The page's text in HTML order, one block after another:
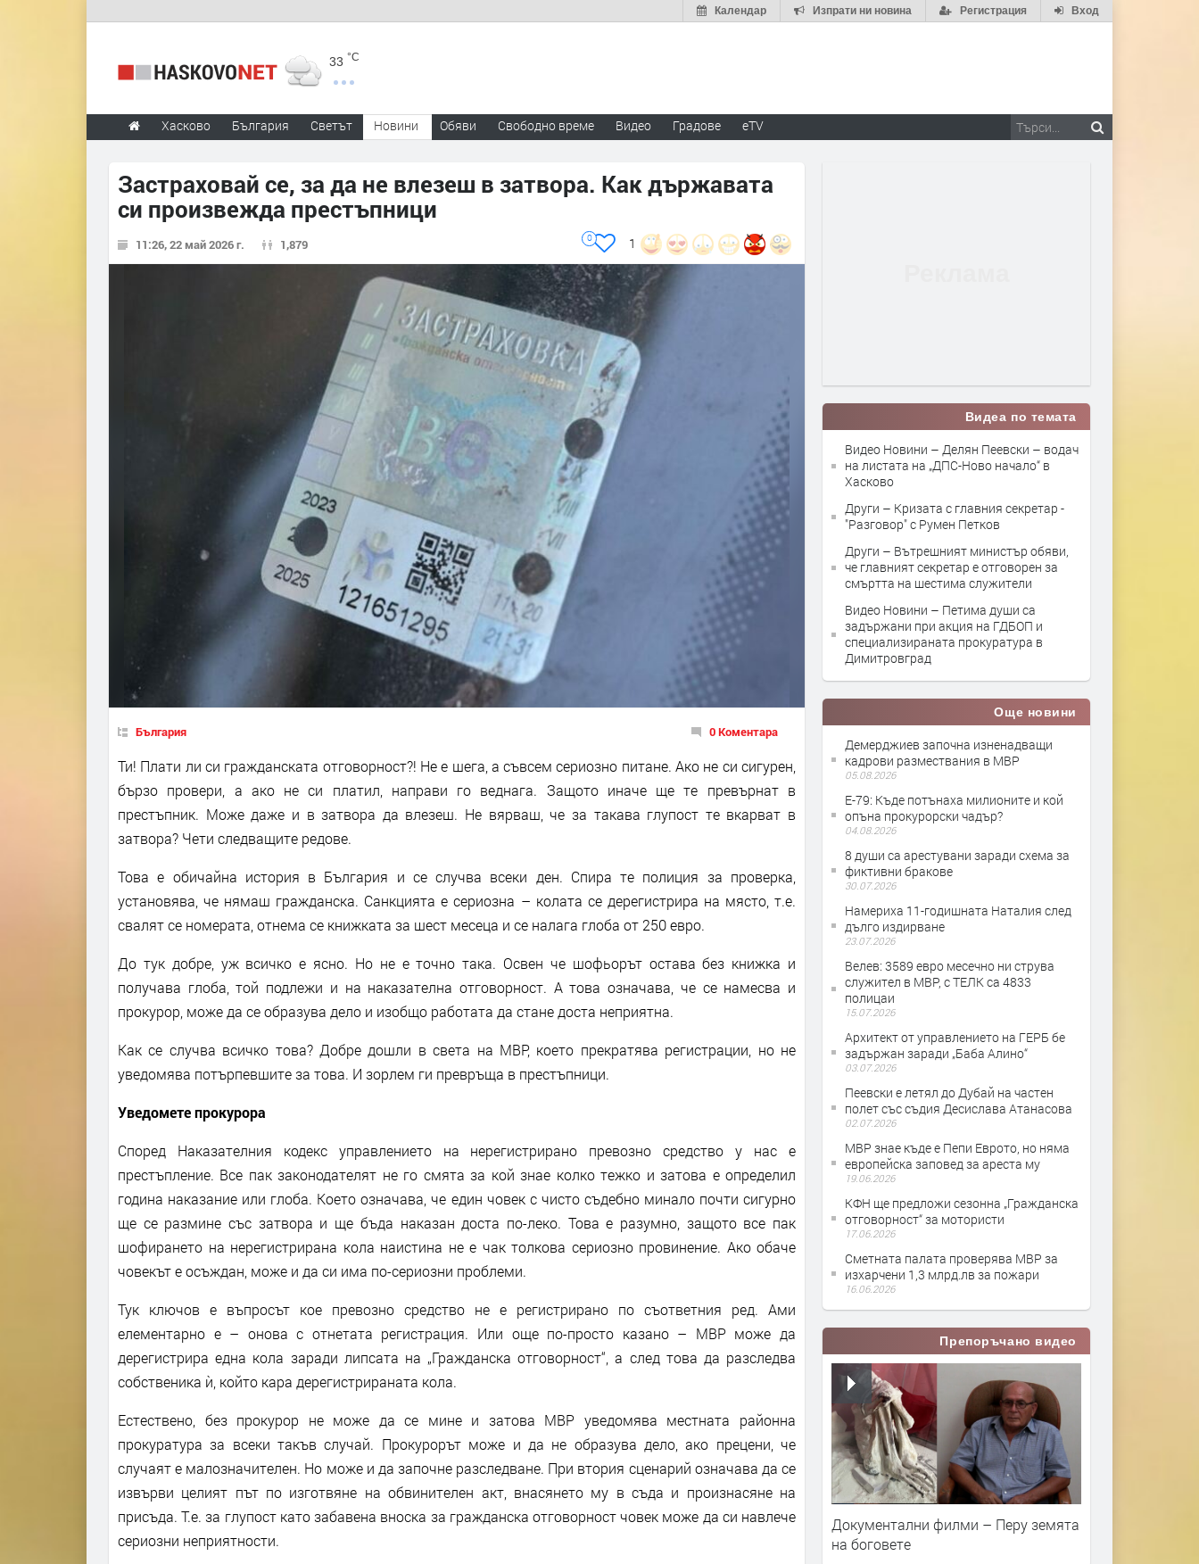
Вход
Регистрация
Изпрати ни новина
Календар
33 °C
Хасково България Светът Новини Обяви Свободно време Видео Градове eTV
Застраховай се, за да не влезеш в затвора. Как държавата
си произвежда престъпници
11:26, 22 май 2026 г. 1,879 1
0
България 0 Коментара
Ти! Плати ли си гражданската отговорност?! Не е шега, а съвсем сериозно питане. Ако не си сигурен,
бързо провери, а ако не си платил, направи го веднага. Защото иначе ще те превърнат в
престъпник. Може даже и в затвора да влезеш. Не вярваш, че за такава глупост те вкарват в
затвора? Чети следващите редове.
Това е обичайна история в България и се случва всеки ден. Спира те полиция за проверка,
установява, че нямаш гражданска. Санкцията е сериозна – колата се дерегистрира на място, т.е.
свалят се номерата, отнема се книжката за шест месеца и се налага глоба от 250 евро.
До тук добре, уж всичко е ясно. Но не е точно така. Освен че шофьорът остава без книжка и
получава глоба, той подлежи и на наказателна отговорност. А това означава, че се намесва и
прокурор, може да се образува дело и изобщо работата да стане доста неприятна.
Как се случва всичко това? Добре дошли в света на МВР, което прекратява регистрации, но не
уведомява потърпевшите за това. И зорлем ги превръща в престъпници.
Уведомете прокурора
Според Наказателния кодекс управлението на нерегистрирано превозно средство у нас е
престъпление. Все пак законодателят не го смята за кой знае колко тежко и затова е определил
година наказание или глоба. Което означава, че един човек с чисто съдебно минало почти сигурно
ще се размине със затвора и ще бъда наказан доста по-леко. Това е разумно, защото все пак
шофирането на нерегистрирана кола наистина не е чак толкова сериозно провинение. Ако обаче
човекът е осъждан, може и да си има по-сериозни проблеми.
Тук ключов е въпросът кое превозно средство не е регистрирано по съответния ред. Ами
елементарно е – онова с отнетата регистрация. Или още по-просто казано – МВР може да
дерегистрира една кола заради липсата на „Гражданска отговорност“, а след това да разследва
собственика ѝ, който кара дерегистрираната кола.
Естествено, без прокурор не може да се мине и затова МВР уведомява местната районна
прокуратура за всеки такъв случай. Прокурорът може и да не образува дело, ако прецени, че
случаят е малозначителен. Но може и да започне разследване. При втория сценарий означава да се
извърви целият път по изготвяне на обвинителен акт, внасянето му в съда и произнасяне на
присъда. Т.е. за глупост като забавена вноска за гражданска отговорност човек може да си навлече
сериозни неприятности.
Видеа по темата
Видео Новини – Делян Пеевски – водач
на листата на „ДПС-Ново начало“ в
Хасково
Други – Кризата с главния секретар -
"Разговор" с Румен Петков
Други – Вътрешният министър обяви,
че главният секретар е отговорен за
смъртта на шестима служители
Видео Новини – Петима души са
задържани при акция на ГДБОП и
специализираната прокуратура в
Димитровград
Още новини
Демерджиев започна изненадващи
кадрови размествания в МВР
05.08.2026
Е-79: Къде потънаха милионите и кой
опъна прокурорски чадър?
04.08.2026
8 души са арестувани заради схема за
фиктивни бракове
30.07.2026
Намериха 11-годишната Наталия след
дълго издирване
23.07.2026
Велев: 3589 евро месечно ни струва
служител в МВР, с ТЕЛК са 4833
полицаи
15.07.2026
Архитект от управлението на ГЕРБ бе
задържан заради „Баба Алино“
03.07.2026
Пеевски е летял до Дубай на частен
полет със съдия Десислава Атанасова
02.07.2026
МВР знае къде е Пепи Еврото, но няма
европейска заповед за ареста му
19.06.2026
КФН ще предложи сезонна „Гражданска
отговорност“ за мотористи
17.06.2026
Сметната палата проверява МВР за
изхарчени 1,3 млрд.лв за пожари
16.06.2026
Препоръчано видео
Документални филми – Перу земята
на боговете